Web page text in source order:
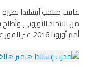
عاقب منتخب آيسلندا نظيره
أمم أوروبا 2016، عبر الفوز عليه 2-1 أمس الاثنين في...